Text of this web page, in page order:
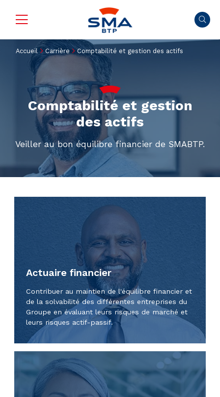
Accueil Carrière Comptabilité et gestion des actifs
Comptabilité et gestion
des actifs
Veiller au bon équilibre financier de SMABTP.
Actuaire financier
Contribuer au maintien de l'équilibre financier et
de la solvabilité des différentes entreprises du
Groupe en évaluant leurs risques de marché et
leurs risques actif-passif.